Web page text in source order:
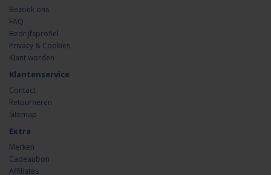
Bezoek ons
FAQ
Bedrijfsprofiel
Privacy & Cookies
Klant worden
Klantenservice
Contact
Retourneren
Sitemap
Extra
Merken
Cadeaubon
Affiliates